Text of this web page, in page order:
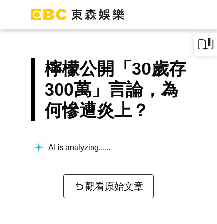
檸檬公開「30歲存
300萬」言論，為
何慘遭炎上？
AI is analyzing...
觀看原始文章